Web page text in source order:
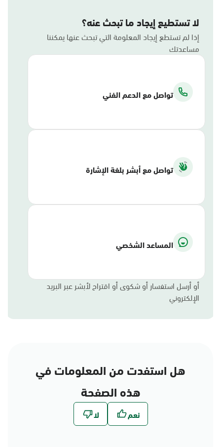
لا تستطيع إيجاد ما تبحث عنه؟
إذا لم تستطع إيجاد المعلومة التي تبحث عنها يمكننا
مساعدتك
تواصل مع الدعم الفني
تواصل مع أبشر بلغة الإشارة
المساعد الشخصي
أو أرسل استفسار أو شكوى أو اقتراح لأبشر عبر البريد
الإلكتروني
هل استفدت من المعلومات في
هذه الصفحة